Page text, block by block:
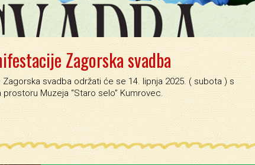
Zagorska svadba
svadba održati će se 14. lipnja 2025. ( subota ) s
Muzeja “Staro selo” Kumrovec.